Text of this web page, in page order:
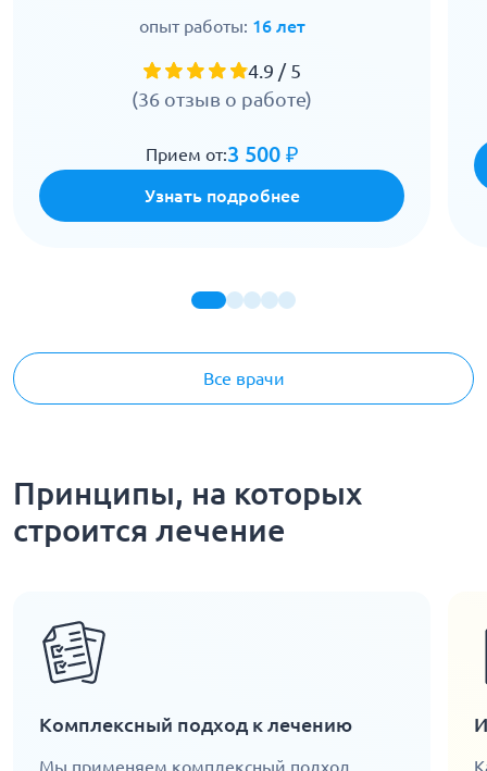
Все врачи
опыт работы: 16 лет
4.9 / 5
(36 отзыв о работе)
Прием от:3 500 ₽
Узнать подробнее
Принципы, на которых
строится лечение
Комплексный подход к лечению
Мы применяем комплексный подход,